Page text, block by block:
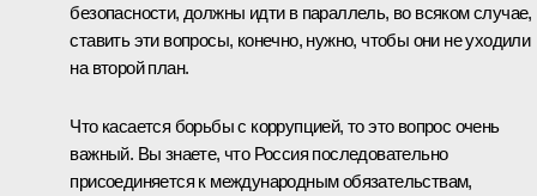
безопасности, должны идти в параллель, во всяком случае,
ставить эти вопросы, конечно, нужно, чтобы они не уходили
на второй план.
Что касается борьбы с коррупцией, то это вопрос очень
важный. Вы знаете, что Россия последовательно
присоединяется к международным обязательствам,